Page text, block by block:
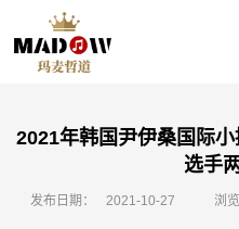
2021年韩国尹伊桑国际
选手
发布日期： 2021-10-27 浏